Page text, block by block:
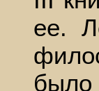
ее.
было